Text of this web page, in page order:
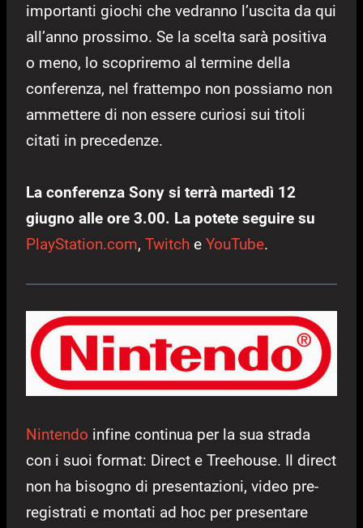
importanti giochi che vedranno l’uscita da qui
all’anno prossimo. Se la scelta sarà positiva
o meno, lo scopriremo al termine della
conferenza, nel frattempo non possiamo non
ammettere di non essere curiosi sui titoli
citati in precedenze.
La conferenza Sony si terrà martedì 12
giugno alle ore 3.00. La potete seguire su
PlayStation.com, Twitch e YouTube.
Nintendo infine continua per la sua strada
con i suoi format: Direct e Treehouse. Il direct
non ha bisogno di presentazioni, video pre-
registrati e montati ad hoc per presentare